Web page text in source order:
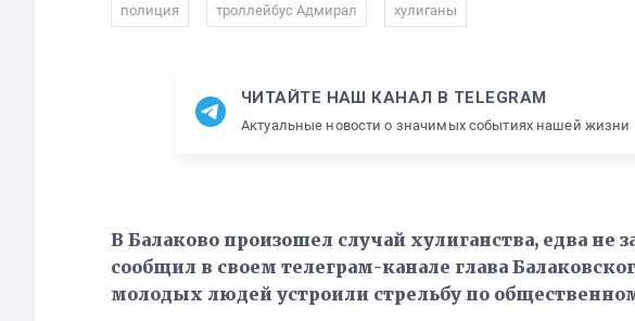
полиция троллейбус Адмирал хулиганы
ЧИТАЙТЕ НАШ КАНАЛ В TELEGRAM
Актуальные новости о значимых событиях нашей жизни
В Балаково произошел случай хулиганства, едва не
сообщил в своем телеграм-канале глава
молодых людей устроили стрельбу по